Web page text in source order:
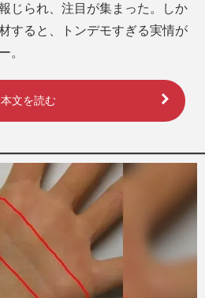
じられ、注目が集まった。しか
すると、トンデモすぎる実情が
。
本文を読む